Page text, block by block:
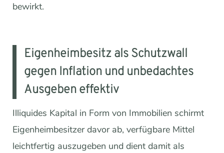
bewirkt.
Eigenheimbesitz als Schutzwall
gegen Inflation und unbedachtes
Ausgeben effektiv
Illiquides Kapital in Form von Immobilien schirmt
Eigenheimbesitzer davor ab, verfügbare Mittel
leichtfertig auszugeben und dient damit als